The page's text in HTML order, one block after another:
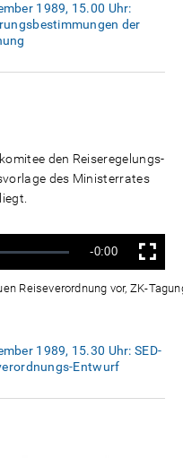
1989, 15.00 Uhr:
der
den Reiseregelungs-
des Ministerrates
Verbleibende
Zeit
-0:00 Vollbild
Reiseverordnung vor, ZK-
1989, 15.30 Uhr: SED-
Entwurf